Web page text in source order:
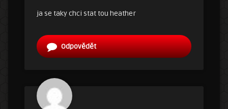
ja se taky chci stat tou heather
Odpovědět